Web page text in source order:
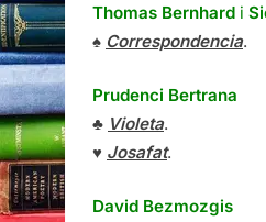
Thomas Bernhard i
♠ Correspondencia.
Prudenci Bertrana
♣ Violeta.
♥ Josafat.
David Bezmozgis